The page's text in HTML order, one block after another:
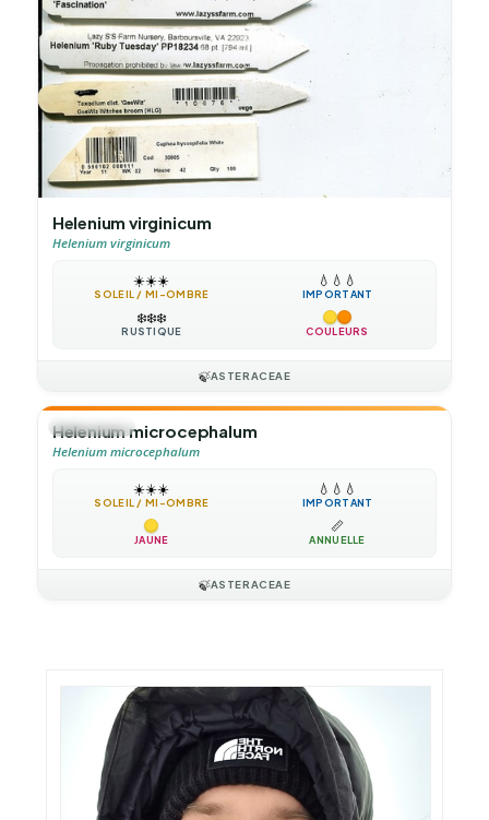
Helenium virginicum
Helenium virginicum
☀️☀️☀️
SOLEIL / MI-OMBRE
💧 💧 💧
IMPORTANT
❄️❄️❄️
RUSTIQUE COULEURS
🍃ASTERACEAE
🌻ANNUELLE
Helenium microcephalum
Helenium microcephalum
☀️☀️☀️
SOLEIL / MI-OMBRE
💧 💧 💧
IMPORTANT
JAUNE
📏
ANNUELLE
🍃ASTERACEAE